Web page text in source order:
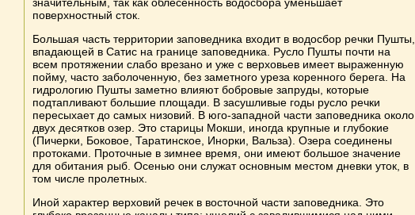
значительным, так как облесенность водосбора уменьшает
поверхностный сток.
Большая часть территории заповедника входит в водосбор речки Пушты,
впадающей в Сатис на границе заповедника. Русло Пушты почти на
всем протяжении слабо врезано и уже с верховьев имеет выраженную
пойму, часто заболоченную, без заметного уреза коренного берега. На
гидрологию Пушты заметно влияют бобровые запруды, которые
подтапливают большие площади. В засушливые годы русло речки
пересыхает до самых низовий. В юго-западной части заповедника около
двух десятков озер. Это старицы Мокши, иногда крупные и глубокие
(Пичерки, Боковое, Таратинское, Инорки, Вальза). Озера соединены
протоками. Проточные в зимнее время, они имеют большое значение
для обитания рыб. Осенью они служат основным местом дневки уток, в
том числе пролетных.
Иной характер верховий речек в восточной части заповедника. Это